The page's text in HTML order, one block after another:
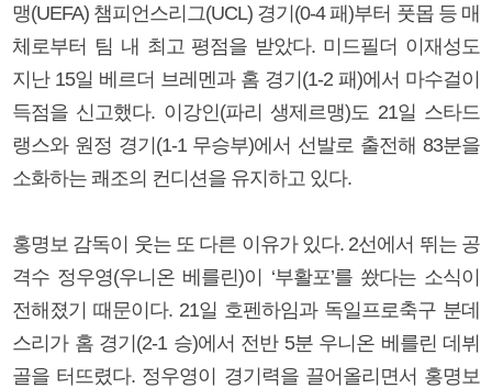
맹(UEFA) 챔피언스리그(UCL) 경기(0-4 패)부터 풋몹 등 매
체로부터 팀 내 최고 평점을 받았다. 미드필더 이재성도
지난 15일 베르더 브레멘과 홈 경기(1-2 패)에서 마수걸이
득점을 신고했다. 이강인(파리 생제르맹)도 21일 스타드
랭스와 원정 경기(1-1 무승부)에서 선발로 출전해 83분을
소화하는 쾌조의 컨디션을 유지하고 있다.
홍명보 감독이 웃는 또 다른 이유가 있다. 2선에서 뛰는 공
격수 정우영(우니온 베를린)이 ‘부활포’를 쐈다는 소식이
전해졌기 때문이다. 21일 호펜하임과 독일프로축구 분데
스리가 홈 경기(2-1 승)에서 전반 5분 우니온 베를린 데뷔
골을 터뜨렸다. 정우영이 경기력을 끌어올리면서 홍명보